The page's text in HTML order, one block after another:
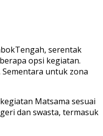
serentak
opsi kegiatan.
untuk zona
Matsama sesuai
dan swasta, termasuk